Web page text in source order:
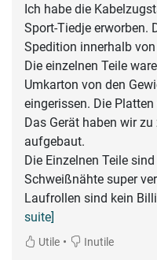
Ich habe die
Sport-Tiedje erworben.
Spedition innerhalb
Die einzelnen Teile
Umkarton von den
eingerissen. Die
Das Gerät haben wir
aufgebaut.
Die Einzelnen Teile
Schweißnähte super
Laufrollen sind kein
suite]
Utile • Inutile